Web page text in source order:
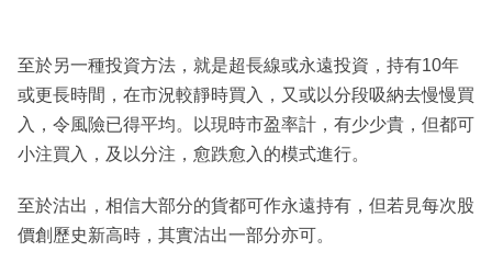
至於另一種投資方法，就是超長線或永遠投資，持有10年
或更長時間，在市況較靜時買入，又或以分段吸納去慢慢買
入，令風險已得平均。以現時市盈率計，有少少貴，但都可
小注買入，及以分注，愈跌愈入的模式進行。
至於沽出，相信大部分的貨都可作永遠持有，但若見每次股
價創歷史新高時，其實沽出一部分亦可。